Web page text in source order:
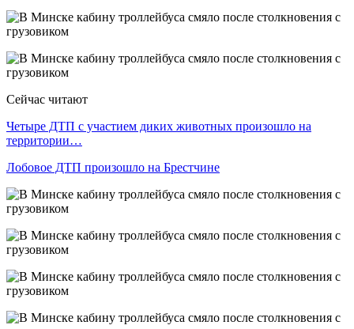
Сейчас читают
Четыре ДТП с участием диких животных произошло на
территории…
Лобовое ДТП произошло на Брестчине